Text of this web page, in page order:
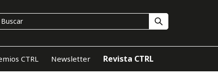
CTRL Newsletter Revista CTRL